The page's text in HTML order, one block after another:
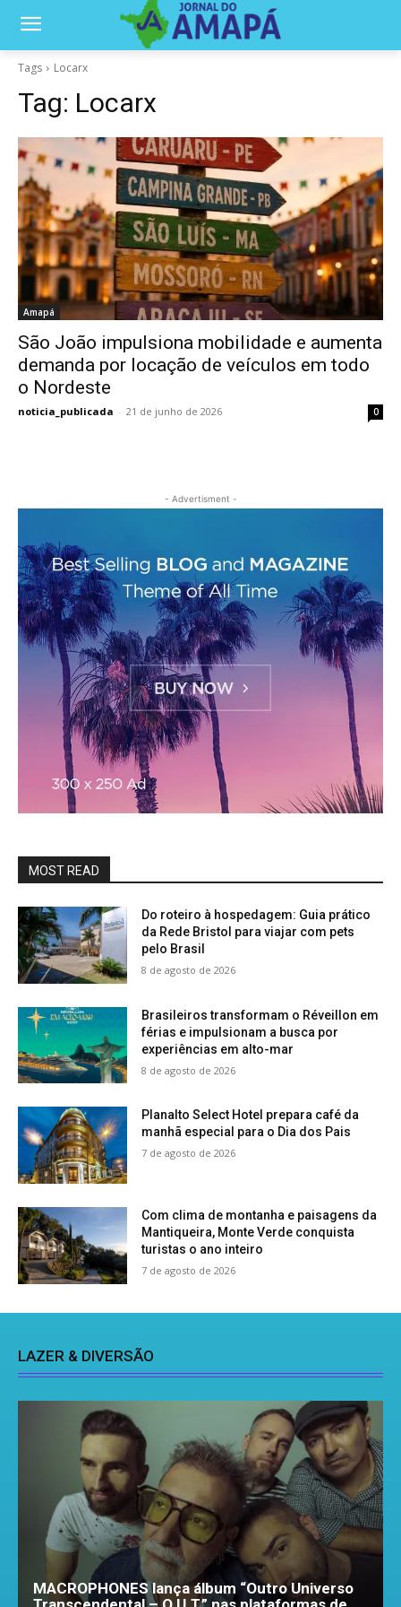
Tags Locarx
Tag: Locarx
Amapá
São João impulsiona mobilidade e aumenta
demanda por locação de veículos em todo
o Nordeste
noticia_publicada - 21 de junho de 2026 0
- Advertisment -
MOST READ
Do roteiro à hospedagem: Guia prático
da Rede Bristol para viajar com pets
pelo Brasil
8 de agosto de 2026
Brasileiros transformam o Réveillon em
férias e impulsionam a busca por
experiências em alto-mar
8 de agosto de 2026
Planalto Select Hotel prepara café da
manhã especial para o Dia dos Pais
7 de agosto de 2026
Com clima de montanha e paisagens da
Mantiqueira, Monte Verde conquista
turistas o ano inteiro
7 de agosto de 2026
LAZER & DIVERSÃO
MACROPHONES lança álbum “Outro Universo